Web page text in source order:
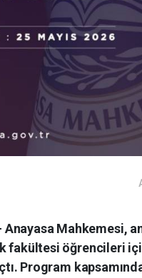
Mahkemesi,
fakültesi öğrencileri
Program